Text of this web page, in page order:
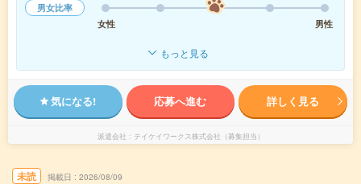
男女比率
女性
男性
もっと見る
気になる! 応募へ進む 詳しく見る
派遣会社 テイケイワークス株式会社（募集担当）
未読 掲載日 2026/08/09